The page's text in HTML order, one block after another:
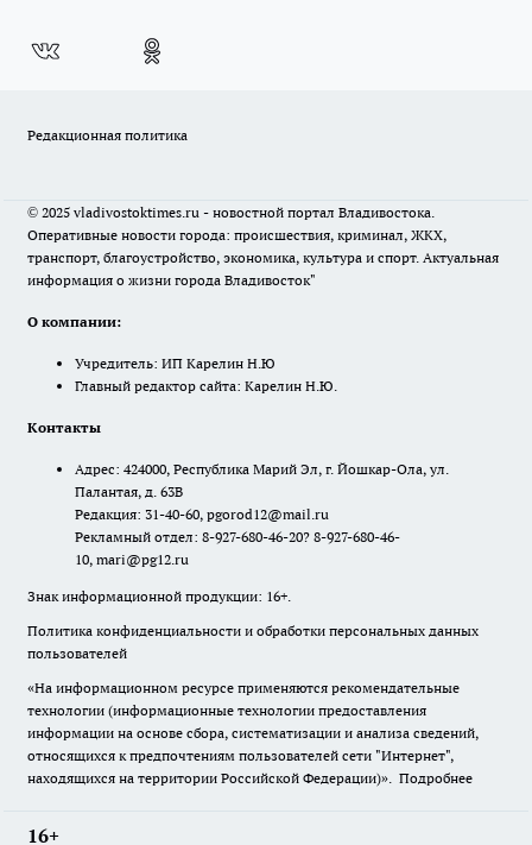
Редакционная политика
© 2025 vladivostoktimes.ru - новостной портал Владивостока.
Оперативные новости города: происшествия, криминал, ЖКХ,
транспорт, благоустройство, экономика, культура и спорт. Актуальная
информация о жизни города Владивосток"
О компании:
Учредитель: ИП Карелин Н.Ю
Главный редактор сайта: Карелин Н.Ю.
Контакты
Адрес: 424000, Республика Марий Эл, г. Йошкар-Ола, ул.
Палантая, д. 63В
Редакция: 31-40-60, pgorod12@mail.ru
Рекламный отдел: 8-927-680-46-20? 8-927-680-46-
10, mari@pg12.ru
Знак информационной продукции: 16+.
Политика конфиденциальности и обработки персональных данных
пользователей
«На информационном ресурсе применяются рекомендательные
технологии (информационные технологии предоставления
информации на основе сбора, систематизации и анализа сведений,
относящихся к предпочтениям пользователей сети "Интернет",
находящихся на территории Российской Федерации)». Подробнее
16+